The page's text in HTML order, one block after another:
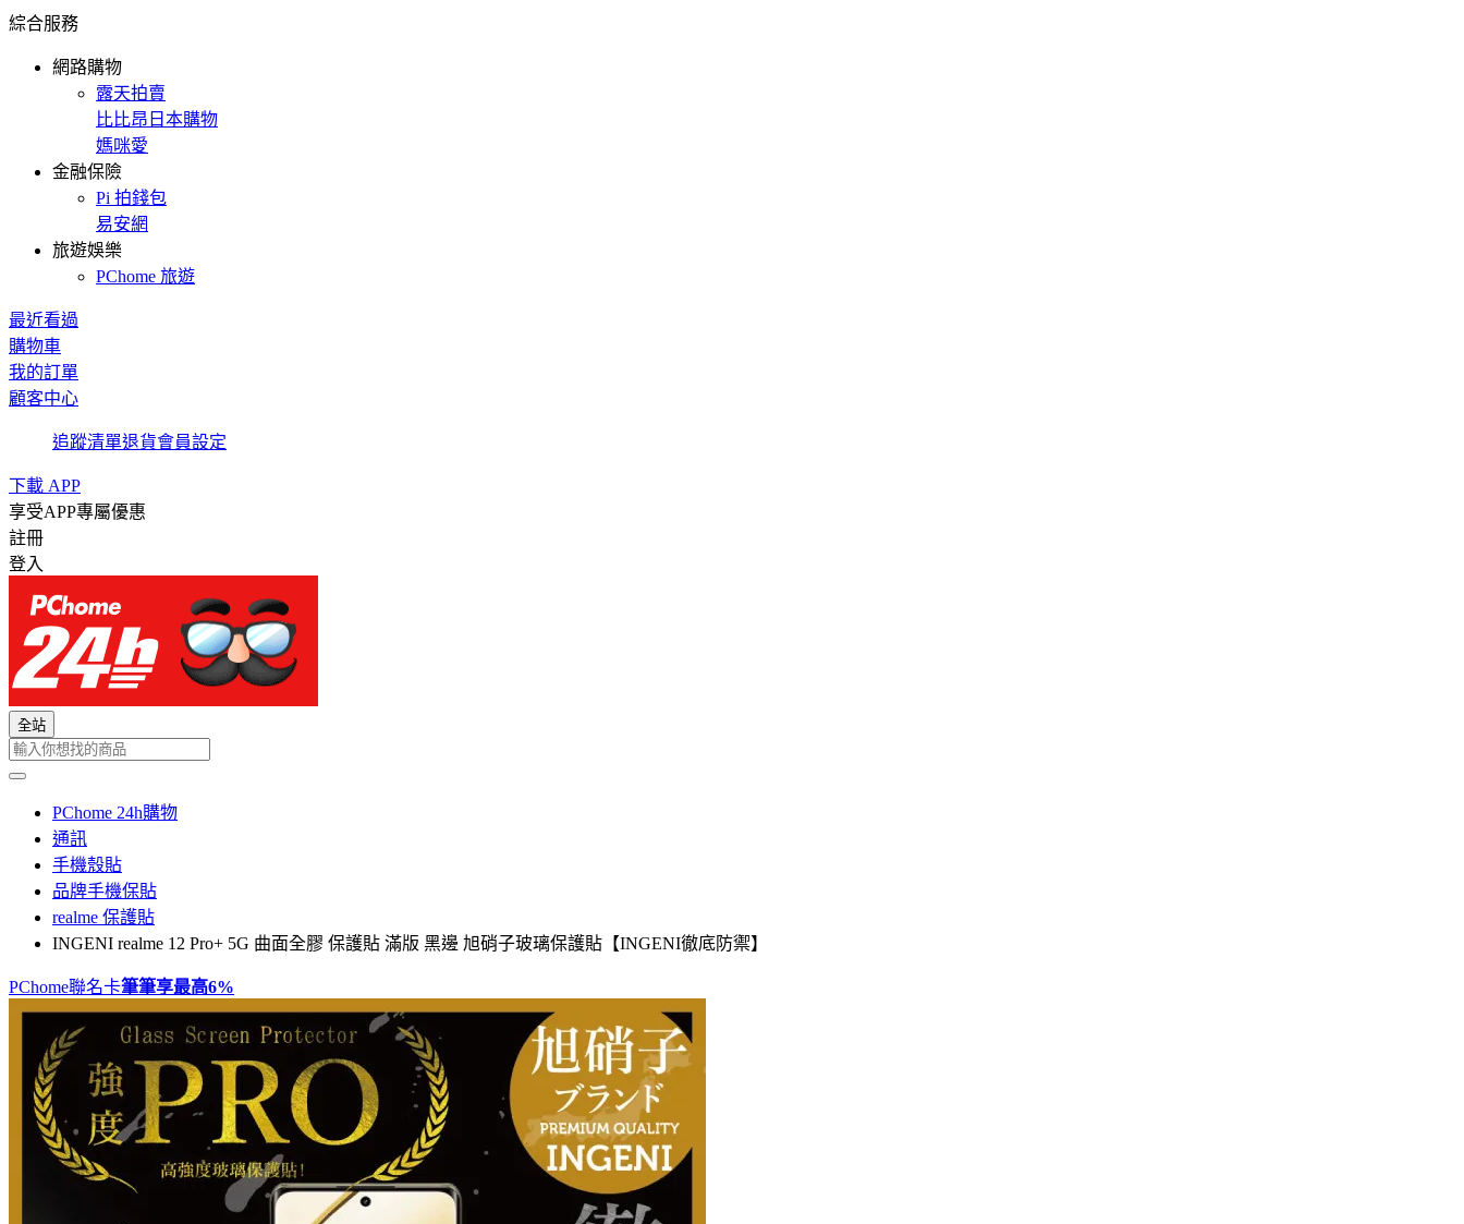
綜合服務
網路購物
露天拍賣
比比昂日本購物
媽咪愛
金融保險
Pi 拍錢包
易安網
旅遊娛樂
PChome 旅遊
最近看過
購物車
我的訂單
顧客中心
追蹤清單退貨會員設定
下載 APP
享受APP專屬優惠
註冊
登入
全站
PChome 24h購物
通訊
手機殼貼
品牌手機保貼
realme 保護貼
INGENI realme 12 Pro+ 5G 曲面全膠 保護貼 滿版 黑邊 旭硝子玻璃保護貼【INGENI徹底防禦】
PChome聯名卡筆筆享最高6%